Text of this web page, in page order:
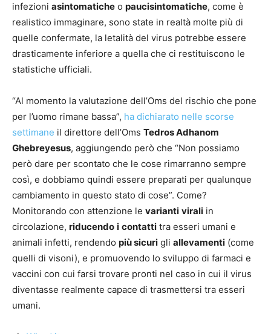
infezioni asintomatiche o paucisintomatiche, come è
realistico immaginare, sono state in realtà molte più di
quelle confermate, la letalità del virus potrebbe essere
drasticamente inferiore a quella che ci restituiscono le
statistiche ufficiali.
“Al momento la valutazione dell’Oms del rischio che pone
per l’uomo rimane bassa”, ha dichiarato nelle scorse
settimane il direttore dell’Oms Tedros Adhanom
Ghebreyesus, aggiungendo però che “Non possiamo
però dare per scontato che le cose rimarranno sempre
così, e dobbiamo quindi essere preparati per qualunque
cambiamento in questo stato di cose”. Come?
Monitorando con attenzione le varianti virali in
circolazione, riducendo i contatti tra esseri umani e
animali infetti, rendendo più sicuri gli allevamenti (come
quelli di visoni), e promuovendo lo sviluppo di farmaci e
vaccini con cui farsi trovare pronti nel caso in cui il virus
diventasse realmente capace di trasmettersi tra esseri
umani.